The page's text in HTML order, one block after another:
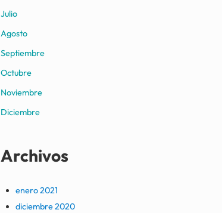
Julio
Agosto
Septiembre
Octubre
Noviembre
Diciembre
Archivos
enero 2021
diciembre 2020